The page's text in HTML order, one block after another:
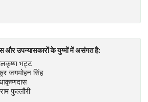
और उपन्यासकारों के युग्मों में असंगत है:
भट्ट
जगमोहन सिंह
फुल्लौरी